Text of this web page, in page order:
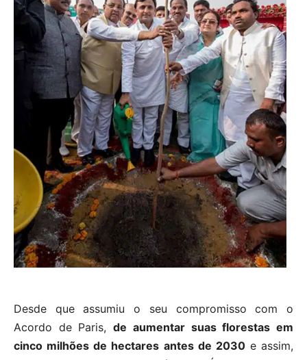
Desde que assumiu o seu compromisso com o
Acordo de Paris,de aumentar suas florestas em
cinco milhões de hectares antes de 2030e assim,